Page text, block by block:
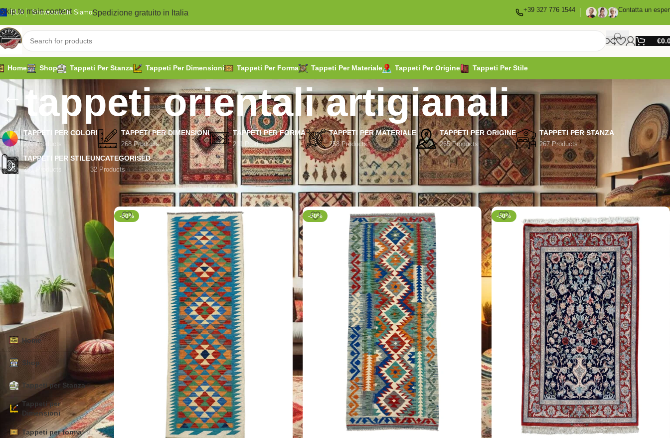
Skip to main content
EUR ShowroomChi SiamoSpedizione gratuito in Italia +39 327 776 1544 Contatta un
€
Home Shop Tappeti Per Stanza Tappeti Per Dimensioni Tappeti Per Forma Tappeti Per Materiale Tappeti Per Origine Tappeti Per Stile
tappeti orientali artigianali
TAPPETI PER COLORI
272 Products
TAPPETI PER DIMENSIONI
268 Products
TAPPETI PER FORMA
211 Products
TAPPETI PER MATERIALE
258 Products
TAPPETI PER ORIGINE
265 Products
TAPPETI PER STANZA
267 Products
TAPPETI PER STILE
251 Products
UNCATEGORISED
32 Products
Categorie
Home
Shop
Tappeti per Stanza
Tappeti per
Dimensioni
Tappeti per forma
Home/ Prodotti taggati “tappeti orientali artigianali” Show 9 12 18 24
-50% -50% -50%